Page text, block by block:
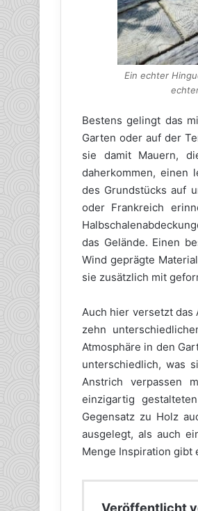
Ein echter
Bestens gelingt das
Garten oder auf der
sie damit Mauern,
daherkommen, einen
des Grundstücks auf
oder Frankreich
das Gelände. Einen
Wind geprägte
sie zusätzlich mit
Auch hier versetzt das
zehn
Atmosphäre in den
unterschiedlich, was
Anstrich verpassen
einzigartig
Gegensatz zu Holz
ausgelegt, als auch
Menge Inspiration gibt
Veröffentlicht